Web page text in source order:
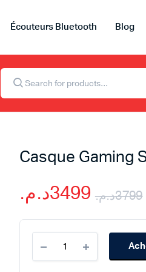
Écouteurs Bluetooth Blog
Recherche
Casque Gaming
3799د.م. 3499د.م.
Gaming
Sony